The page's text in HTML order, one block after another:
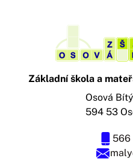
Základní škola a
566
Osová
594 53